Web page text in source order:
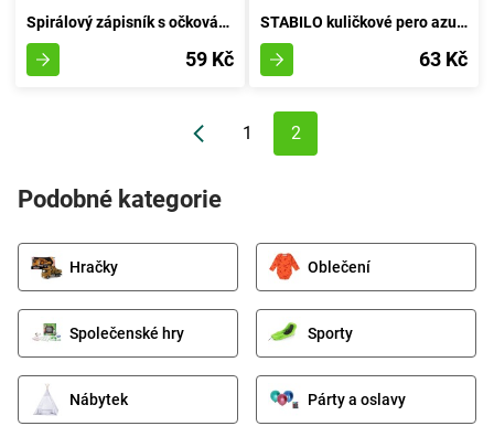
Spirálový zápisník s očkováním propojený 13x18cm, 70 stránek MIX
59 Kč
STABILO kuličkové pero azurové inkoustem
63 Kč
1 2
Podobné kategorie
Hračky Oblečení
Společenské hry Sporty
Nábytek Párty a oslavy